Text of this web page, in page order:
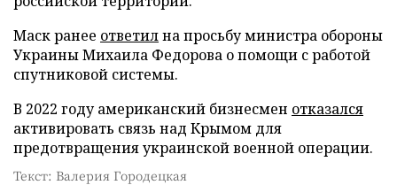
Маск ранее ответилна просьбу министра обороны
Украины Михаила Федорова о помощи с работой
спутниковой системы.
В 2022 году американский бизнесмен отказался
активировать связь над Крымом для
предотвращения украинской военной операции.
Текст: Валерия Городецкая